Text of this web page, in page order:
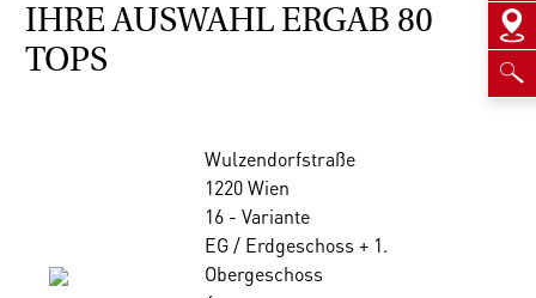
IHRE AUSWAHL ERGAB 80
TOPS
Wulzendorfstraße
1220 Wien
16 - Variante
EG / Erdgeschoss + 1.
Obergeschoss